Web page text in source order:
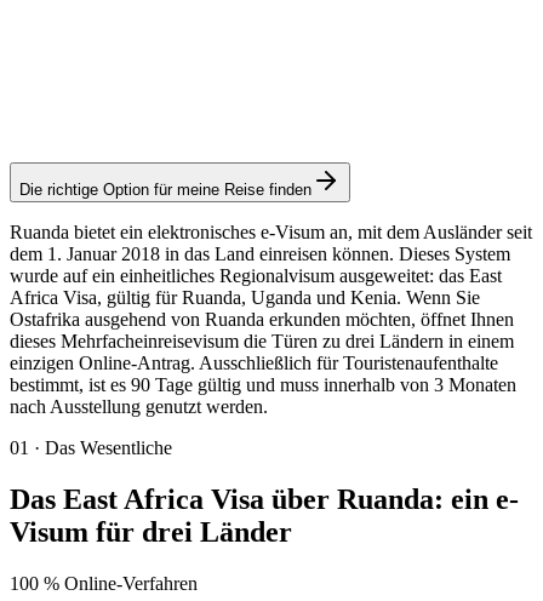
Die richtige Option für meine Reise finden
Ruanda bietet ein elektronisches e-Visum an, mit dem Ausländer seit
dem 1. Januar 2018 in das Land einreisen können. Dieses System
wurde auf ein einheitliches Regionalvisum ausgeweitet: das East
Africa Visa, gültig für Ruanda, Uganda und Kenia. Wenn Sie
Ostafrika ausgehend von Ruanda erkunden möchten, öffnet Ihnen
dieses Mehrfacheinreisevisum die Türen zu drei Ländern in einem
einzigen Online-Antrag. Ausschließlich für Touristenaufenthalte
bestimmt, ist es 90 Tage gültig und muss innerhalb von 3 Monaten
nach Ausstellung genutzt werden.
01 · Das Wesentliche
Das East Africa Visa über Ruanda: ein e-
Visum für drei Länder
100 % Online-Verfahren